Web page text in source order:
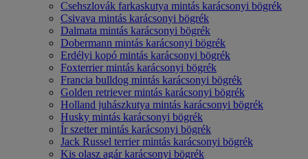
Csehszlovák farkaskutya mintás karácsonyi bögrék
Csivava mintás karácsonyi bögrék
Dalmata mintás karácsonyi bögrék
Dobermann mintás karácsonyi bögrék
Erdélyi kopó mintás karácsonyi bögrék
Foxterrier mintás karácsonyi bögrék
Francia bulldog mintás karácsonyi bögrék
Golden retriever mintás karácsonyi bögrék
Holland juhászkutya mintás karácsonyi bögrék
Husky mintás karácsonyi bögrék
Ír szetter mintás karácsonyi bögrék
Jack Russel terrier mintás karácsonyi bögrék
Kis olasz agár karácsonyi bögrék